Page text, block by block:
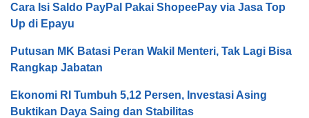
Cara Isi Saldo PayPal Pakai ShopeePay via Jasa Top
Up di Epayu
Putusan MK Batasi Peran Wakil Menteri, Tak Lagi Bisa
Rangkap Jabatan
Ekonomi RI Tumbuh 5,12 Persen, Investasi Asing
Buktikan Daya Saing dan Stabilitas